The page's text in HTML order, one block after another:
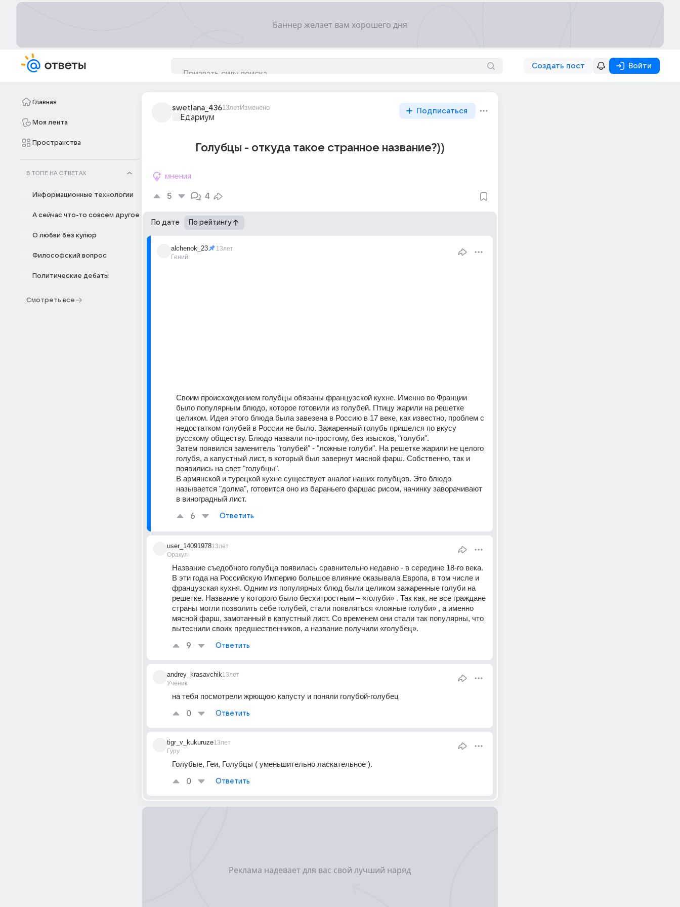
Создать пост Войти
Главная
Моя лента
Пространства
В ТОПЕ НА ОТВЕТАХ
Информационные технологии
А сейчас что-то совсем другое
О любви без купюр
Философский вопрос
Политические дебаты
Смотреть все
swetlana_43613летИзменено
Едариум
Подписаться
Голубцы - откуда такое странное название?))
мнения
5 4
По дате По рейтингу
alchenok_23
Гений
13лет
Своим происхождением голубцы обязаны французской кухне. Именно во Франции
было популярным блюдо, которое готовили из голубей. Птицу жарили на решетке
целиком. Идея этого блюда была завезена в Россию в 17 веке, как известно, проблем с
недостатком голубей в России не было. Зажаренный голубь пришелся по вкусу
русскому обществу. Блюдо назвали по-простому, без изысков, "голуби".
Затем появился заменитель "голубей" - "ложные голуби". На решетке жарили не целого
голубя, а капустный лист, в который был завернут мясной фарш. Собственно, так и
появились на свет "голубцы".
В армянской и турецкой кухне существует аналог наших голубцов. Это блюдо
называется "долма", готовится оно из бараньего фаршас рисом, начинку заворачивают
в виноградный лист.
6 Ответить
user_14091978
Оракул
13лет
Название съедобного голубца появилась сравнительно недавно - в середине 18-го века.
В эти года на Российскую Империю большое влияние оказывала Европа, в том числе и
французская кухня. Одним из популярных блюд были целиком зажаренные голуби на
решетке. Название у которого было бесхитростным – «голуби» . Так как, не все граждане
страны могли позволить себе голубей, стали появляться «ложные голуби» , а именно
мясной фарш, замотанный в капустный лист. Со временем они стали так популярны, что
вытеснили своих предшественников, а название получили «голубец».
9 Ответить
andrey_krasavchik
Ученик
13лет
на тебя посмотрели жрющюю капусту и поняли голубой-голубец
0 Ответить
tigr_v_kukuruze
Гуру
13лет
Голубые, Геи, Голубцы ( уменьшительно ласкательное ).
0 Ответить